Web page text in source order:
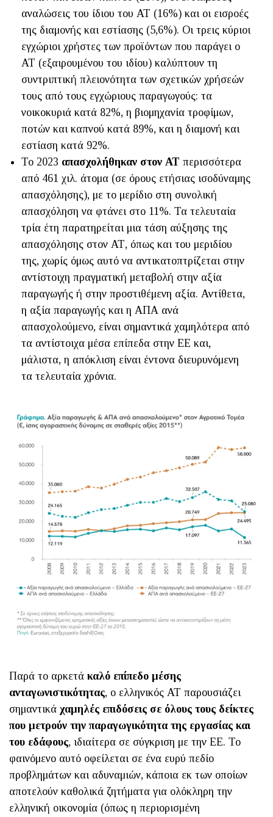
αναλώσεις του ίδιου του ΑΤ (16%) και οι εισροές
της διαμονής και εστίασης (5,6%). Οι τρεις κύριοι
εγχώριοι χρήστες των προϊόντων που παράγει ο
ΑΤ (εξαιρουμένου του ιδίου) καλύπτουν τη
συντριπτική πλειονότητα των σχετικών χρήσεών
τους από τους εγχώριους παραγωγούς: τα
νοικοκυριά κατά 82%, η βιομηχανία τροφίμων,
ποτών και καπνού κατά 89%, και η διαμονή και
εστίαση κατά 92%.
Το 2023 απασχολήθηκαν στον ΑΤ περισσότερα
από 461 χιλ. άτομα (σε όρους ετήσιας ισοδύναμης
απασχόλησης), με το μερίδιο στη συνολική
απασχόληση να φτάνει στο 11%. Τα τελευταία
τρία έτη παρατηρείται μια τάση αύξησης της
απασχόλησης στον ΑΤ, όπως και του μεριδίου
της, χωρίς όμως αυτό να αντικατοπτρίζεται στην
αντίστοιχη πραγματική μεταβολή στην αξία
παραγωγής ή στην προστιθέμενη αξία. Αντίθετα,
η αξία παραγωγής και η ΑΠΑ ανά
απασχολούμενο, είναι σημαντικά χαμηλότερα από
τα αντίστοιχα μέσα επίπεδα στην ΕΕ και,
μάλιστα, η απόκλιση είναι έντονα διευρυνόμενη
τα τελευταία χρόνια.
Παρά το αρκετά καλό επίπεδο μέσης
ανταγωνιστικότητας, ο ελληνικός ΑΤ παρουσιάζει
σημαντικά χαμηλές επιδόσεις σε όλους τους δείκτες
που μετρούν την παραγωγικότητα της εργασίας και
του εδάφους, ιδιαίτερα σε σύγκριση με την ΕΕ. Το
φαινόμενο αυτό οφείλεται σε ένα ευρύ πεδίο
προβλημάτων και αδυναμιών, κάποια εκ των οποίων
αποτελούν καθολικά ζητήματα για ολόκληρη την
ελληνική οικονομία (όπως η περιορισμένη